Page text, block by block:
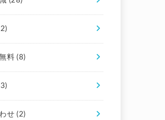
料(8)
せ(2)